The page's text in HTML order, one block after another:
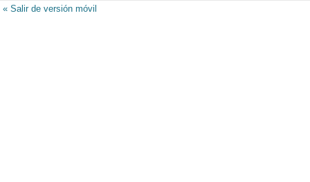
« Salir de versión móvil